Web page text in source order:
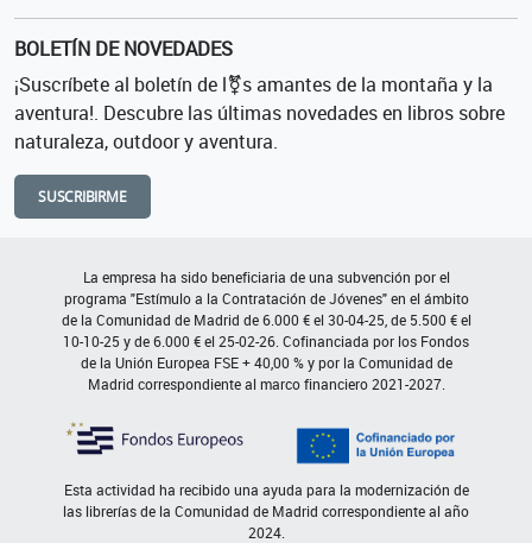
BOLETÍN DE NOVEDADES
¡Suscríbete al boletín de l⚧s amantes de la montaña y la
aventura!. Descubre las últimas novedades en libros sobre
naturaleza, outdoor y aventura.
SUSCRIBIRME
La empresa ha sido beneficiaria de una subvención por el
programa "Estímulo a la Contratación de Jóvenes" en el ámbito
de la Comunidad de Madrid de 6.000 € el 30-04-25, de 5.500 € el
10-10-25 y de 6.000 € el 25-02-26. Cofinanciada por los Fondos
de la Unión Europea FSE + 40,00 % y por la Comunidad de
Madrid correspondiente al marco financiero 2021-2027.
Esta actividad ha recibido una ayuda para la modernización de
las librerías de la Comunidad de Madrid correspondiente al año
2024.